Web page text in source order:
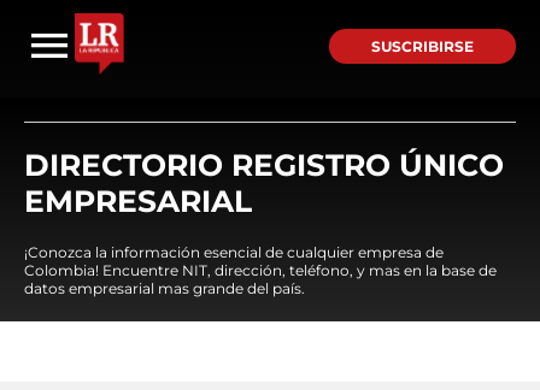
SUSCRIBIRSE
DIRECTORIO REGISTRO ÚNICO
EMPRESARIAL
¡Conozca la información esencial de cualquier empresa de
Colombia! Encuentre NIT, dirección, teléfono, y mas en la base de
datos empresarial mas grande del país.